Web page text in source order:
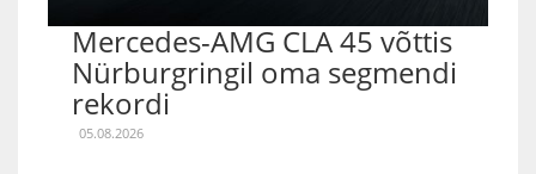
Mercedes-AMG CLA 45 võttis
Nürburgringil oma segmendi
rekordi
05.08.2026